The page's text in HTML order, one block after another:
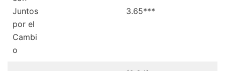
Juntos
por el
Cambi
o
3.65***